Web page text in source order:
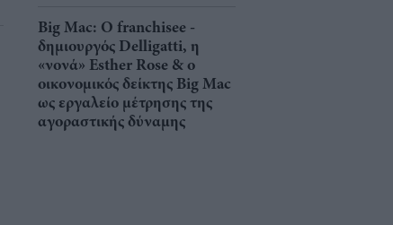
Big Mac: Ο franchisee -
δημιουργός Delligatti, η
«νονά» Esther Rose & ο
οικονομικός δείκτης Big Mac
ως εργαλείο μέτρησης της
αγοραστικής δύναμης